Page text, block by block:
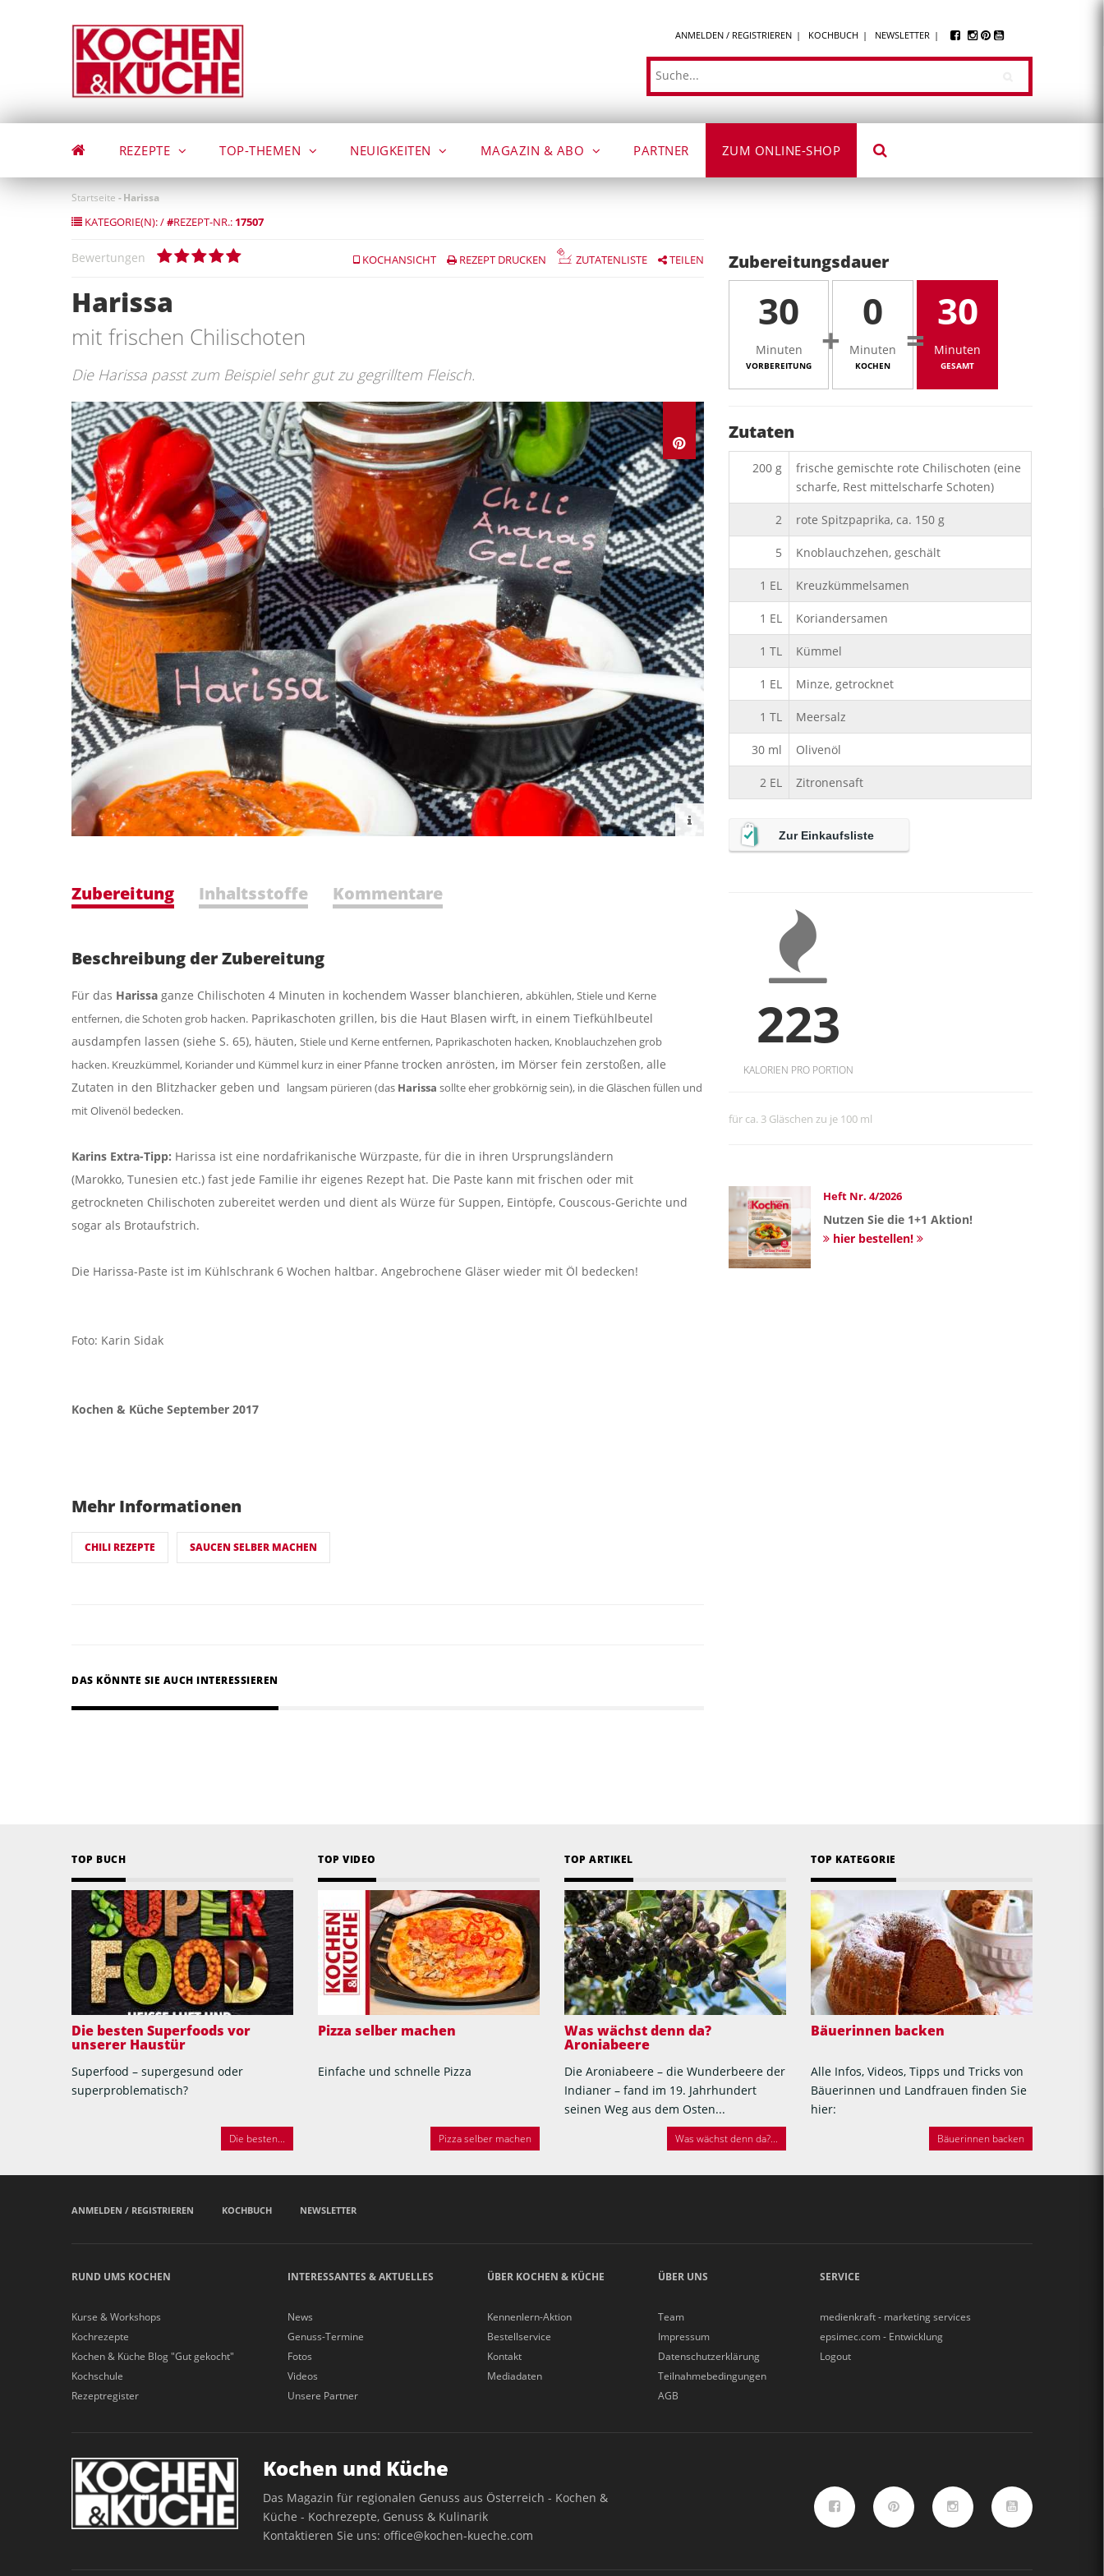
ANMELDEN / REGISTRIEREN KOCHBUCH NEWSLETTER
Suche
REZEPTE TOP-THEMEN NEUIGKEITEN MAGAZIN & ABO PARTNER ZUM ONLINE-SHOP
Startseite -Harissa
KATEGORIE(N):/#REZEPT-NR.: 17507
Bewertungen KOCHANSICHT REZEPT DRUCKEN ZUTATENLISTE TEILEN
Harissa
mit frischen Chilischoten
Die Harissa passt zum Beispiel sehr gut zu gegrilltem Fleisch.
Zubereitung Inhaltsstoffe Kommentare
Beschreibung der Zubereitung
Für das Harissa ganze Chilischoten 4 Minuten in kochendem Wasser blanchieren, abkühlen, Stiele und Kerne
entfernen, die Schoten grob hacken. Paprikaschoten grillen, bis die Haut Blasen wirft, in einem Tiefkühlbeutel
ausdampfen lassen (siehe S. 65), häuten, Stiele und Kerne entfernen, Paprikaschoten hacken, Knoblauchzehen grob
hacken. Kreuzkümmel, Koriander und Kümmel kurz in einer Pfanne trocken anrösten, im Mörser fein zerstoßen, alle
Zutaten in den Blitzhacker geben und langsam pürieren (das Harissa sollte eher grobkörnig sein), in die Gläschen füllen und
mit Olivenöl bedecken.
Karins Extra-Tipp: Harissa ist eine nordafrikanische Würzpaste, für die in ihren Ursprungsländern
(Marokko, Tunesien etc.) fast jede Familie ihr eigenes Rezept hat. Die Paste kann mit frischen oder mit
getrockneten Chilischoten zubereitet werden und dient als Würze für Suppen, Eintöpfe, Couscous-Gerichte und
sogar als Brotaufstrich.
Die Harissa-Paste ist im Kühlschrank 6 Wochen haltbar. Angebrochene Gläser wieder mit Öl bedecken!
Foto: Karin Sidak
Kochen & Küche September 2017
Mehr Informationen
CHILI REZEPTE SAUCEN SELBER MACHEN
DAS KÖNNTE SIE AUCH INTERESSIEREN
Zubereitungsdauer
30
Minuten
VORBEREITUNG
+
0
Minuten
KOCHEN
=
30
Minuten
GESAMT
Zutaten
200 g
frische gemischte rote Chilischoten (eine
scharfe, Rest mittelscharfe Schoten)
2 rote Spitzpaprika, ca. 150 g
5 Knoblauchzehen, geschält
1 EL Kreuzkümmelsamen
1 EL Koriandersamen
1 TL Kümmel
1 EL Minze, getrocknet
1 TL Meersalz
30 ml Olivenöl
2 EL Zitronensaft
Zur Einkaufsliste
223
KALORIEN PRO PORTION
für ca. 3 Gläschen zu je 100 ml
Heft Nr. 4/2026
Nutzen Sie die 1+1 Aktion!
hier bestellen!
TOP BUCH
Die besten Superfoods vor
unserer Haustür
Superfood – supergesund oder
superproblematisch?
Die besten...
TOP VIDEO
Pizza selber machen
Einfache und schnelle Pizza
Pizza selber machen
TOP ARTIKEL
Was wächst denn da?
Aroniabeere
Die Aroniabeere – die Wunderbeere der
Indianer – fand im 19. Jahrhundert
seinen Weg aus dem Osten...
Was wächst denn da?...
TOP KATEGORIE
Bäuerinnen backen
Alle Infos, Videos, Tipps und Tricks von
Bäuerinnen und Landfrauen finden Sie
hier:
Bäuerinnen backen
ANMELDEN / REGISTRIEREN KOCHBUCH NEWSLETTER
RUND UMS KOCHEN
Kurse & Workshops
Kochrezepte
Kochen & Küche Blog "Gut gekocht"
Kochschule
Rezeptregister
INTERESSANTES & AKTUELLES
News
Genuss-Termine
Fotos
Videos
Unsere Partner
ÜBER KOCHEN & KÜCHE
Kennenlern-Aktion
Bestellservice
Kontakt
Mediadaten
ÜBER UNS
Team
Impressum
Datenschutzerklärung
Teilnahmebedingungen
AGB
SERVICE
medienkraft - marketing services
epsimec.com - Entwicklung
Logout
Kochen und Küche
Das Magazin für regionalen Genuss aus Österreich - Kochen &
Küche - Kochrezepte, Genuss & Kulinarik
Kontaktieren Sie uns:office@kochen-kueche.com